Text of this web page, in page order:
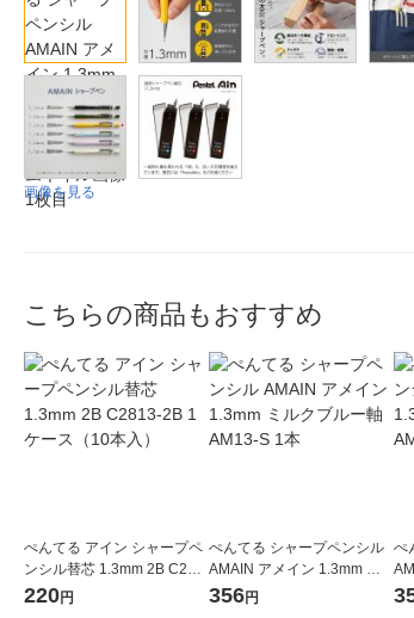
画像を見る
こちらの商品もおすすめ
ぺんてる アイン シャープペ
ンシル替芯 1.3mm 2B C281
3-2B 1ケース（10本入）
220円
ぺんてる シャープペンシル
AMAIN アメイン 1.3mm ミ
ルクブルー軸 AM13-S 1本
356円
ぺ
ラ